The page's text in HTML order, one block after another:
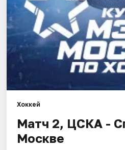
Города
Площадки
Артисты
Хоккей
Матч 2, ЦСКА -
Москве